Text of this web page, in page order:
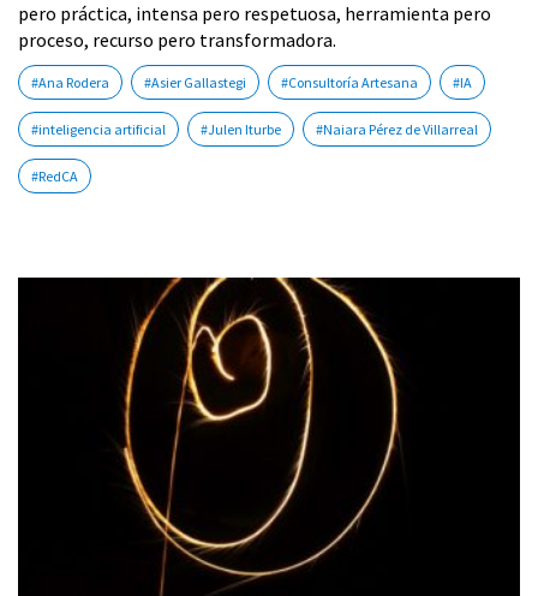
pero práctica, intensa pero respetuosa, herramienta pero
proceso, recurso pero transformadora.
#Ana Rodera #Asier Gallastegi #Consultoría Artesana #IA
#inteligencia artificial #Julen Iturbe #Naiara Pérez de Villarreal
#RedCA